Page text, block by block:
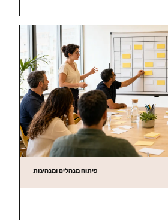
פיתוח מנהלים ומנהיגות